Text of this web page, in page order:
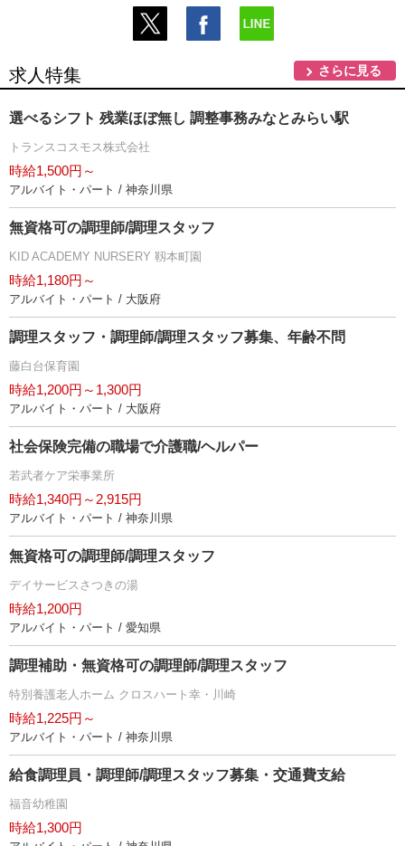
求人特集 さらに見る
選べるシフト 残業ほぼ無し 調整事務みなとみらい駅
トランスコスモス株式会社
時給1,500円～
アルバイト・パート / 神奈川県
無資格可の調理師/調理スタッフ
KID ACADEMY NURSERY 靱本町園
時給1,180円～
アルバイト・パート / 大阪府
調理スタッフ・調理師/調理スタッフ募集、年齢不問
藤白台保育園
時給1,200円～1,300円
アルバイト・パート / 大阪府
社会保険完備の職場で介護職/ヘルパー
若武者ケア栄事業所
時給1,340円～2,915円
アルバイト・パート / 神奈川県
無資格可の調理師/調理スタッフ
デイサービスさつきの湯
時給1,200円
アルバイト・パート / 愛知県
調理補助・無資格可の調理師/調理スタッフ
特別養護老人ホーム クロスハート幸・川崎
時給1,225円～
アルバイト・パート / 神奈川県
給食調理員・調理師/調理スタッフ募集・交通費支給
福音幼稚園
時給1,300円